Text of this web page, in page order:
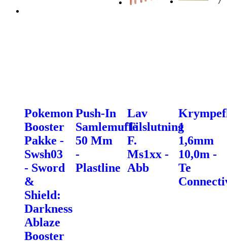
Pokemon
Booster
Pakke -
Swsh03
- Sword
&
Shield:
Darkness
Ablaze
Booster
Push-In
Samlemuffe
50 Mm
-
Plastline
Lav
Tilslutning
F.
Ms1xx -
Abb
1
1,6mm
10,0m -
Te